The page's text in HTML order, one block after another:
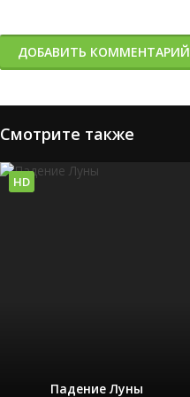
ДОБАВИТЬ КОММЕНТАРИЙ
Смотрите также
Падение Луны
HD